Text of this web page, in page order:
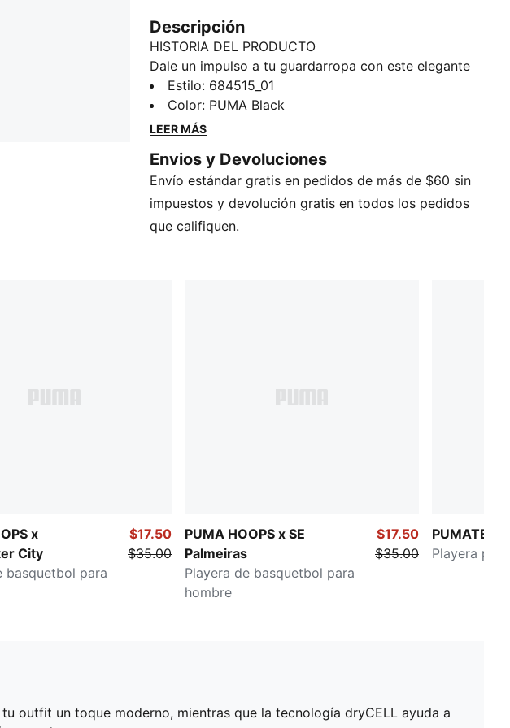
Descripción
HISTORIA DEL PRODUCTO
Dale un impulso a tu guardarropa con este elegante
polo. El diseño de PUMA le da a tu outfit un toque
moderno, mientras que la tecnología dryCELL ayuda
a absorber el sudor. ¿Estilo y funcionalidad en una
CARACTERÍSTICAS Y BENEFICIOS
dryCELL: propiedades que absorben la humedad y te
ayudan a mantenerte seco y cómodo.
DETALLES
Estilo: 684515_01
Color: PUMA Black
LEER MÁS
Envios y Devoluciones
Envío estándar gratis en pedidos de más de $60 sin
impuestos y devolución gratis en todos los pedidos
que califiquen.
x
City
basquetbol para
$17.50
$35.00
PUMA HOOPS x SE
Palmeiras
Playera de basquetbol para
hombre
$17.50
$35.00
PUMATECH
Playera
outfit un toque moderno, mientras que la tecnología dryCELL ayuda a